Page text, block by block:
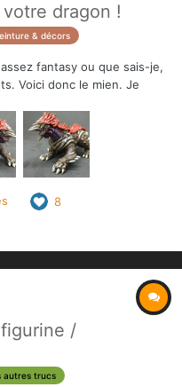
dragon !
& décors
fantasy ou que sais-je,
Voici donc le mien. Je
! Sûrement pas le plus
8
/
autres trucs